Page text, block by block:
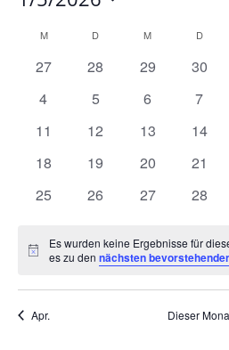
Kalender
von
Veranstaltungen
M D M D
0
27
0
28
0
29
0
30
0
4
0
5
0
6
0
7
0
11
0
12
0
13
0
14
0
18
0
19
0
20
0
21
0
25
0
26
0
27
0
28
Hinweis
Es wurden keine Ergebnisse für
es zu dennächsten
Apr. Dieser